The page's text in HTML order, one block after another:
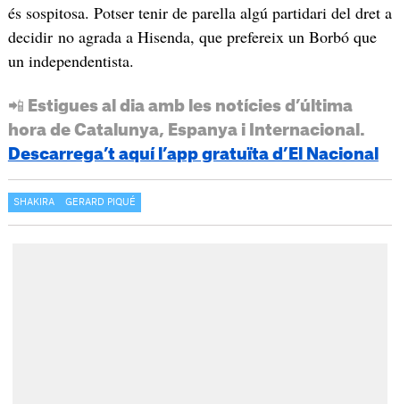
és sospitosa. Potser tenir de parella algú partidari del dret a
decidir no agrada a Hisenda, que prefereix un Borbó que
un independentista.
📲 Estigues al dia amb les notícies d’última
hora de Catalunya, Espanya i Internacional.
Descarrega’t aquí l’app gratuïta d’El Nacional
SHAKIRA GERARD PIQUÉ